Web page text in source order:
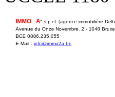
IMMO A" s.p.r.l. (agence immobilière
Avenue du Onze Novembre, 2 - 1040
BCE 0886.235.055
E-Mail : info@immo2a.be